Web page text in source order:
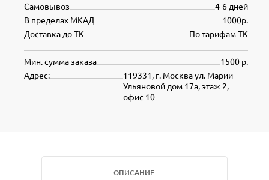
4-6 дней
Самовывоз
1000р.
В пределах МКАД
По тарифам ТК
Доставка до ТК
1500 р.
Мин. сумма заказа
119331, г. Москва ул. Марии
Ульяновой дом 17а, этаж 2,
офис 10
Адрес:
ОПИСАНИЕ